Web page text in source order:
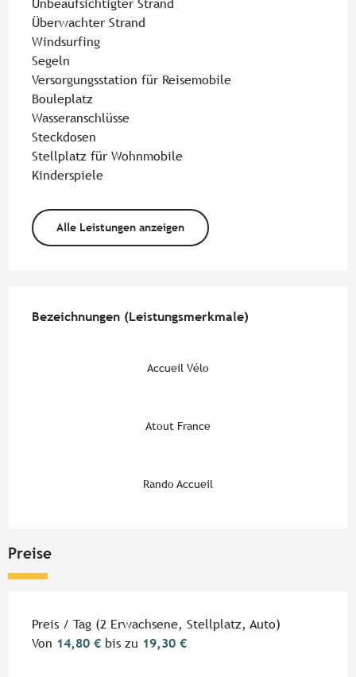
Unbeaufsichtigter Strand
Überwachter Strand
Windsurfing
Segeln
Versorgungsstation für Reisemobile
Bouleplatz
Wasseranschlüsse
Steckdosen
Stellplatz für Wohnmobile
Kinderspiele
Alle Leistungen anzeigen
Bezeichnungen (Leistungsmerkmale)
Bezeichnungen (Leistungsmerkmale)
Accueil Vélo
Atout France
Rando Accueil
Preise
Preise 2026
Preis / Tag (2 Erwachsene, Stellplatz, Auto)
Von 14,80 € bis zu 19,30 €